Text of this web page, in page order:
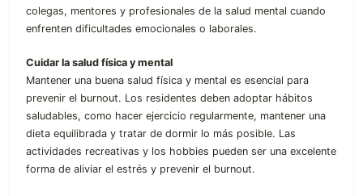
colegas, mentores y profesionales de la salud mental cuando
enfrenten dificultades emocionales o laborales.
Cuidar la salud física y mental
Mantener una buena salud física y mental es esencial para
prevenir el burnout. Los residentes deben adoptar hábitos
saludables, como hacer ejercicio regularmente, mantener una
dieta equilibrada y tratar de dormir lo más posible. Las
actividades recreativas y los hobbies pueden ser una excelente
forma de aliviar el estrés y prevenir el burnout.